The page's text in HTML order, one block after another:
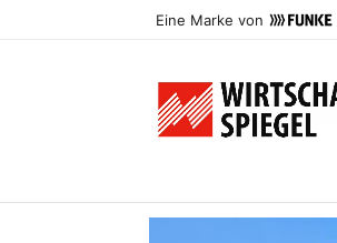
Eine Marke von